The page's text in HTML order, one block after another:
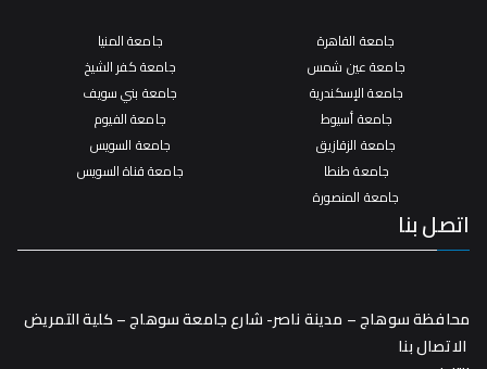
جامعة القاهرة
جامعة عين شمس
جامعة الإسكندرية
جامعة أسيوط
جامعة الزقازيق
جامعة طنطا
جامعة المنصورة
جامعة المنيا
جامعة كفر الشيخ
جامعة بني سويف
جامعة الفيوم
جامعة السويس
جامعة قناة السويس
اتصل بنا
محافظة سوهاج – مدينة ناصر- شارع جامعة سوهاج – كلية التمريض
الاتصال بنا